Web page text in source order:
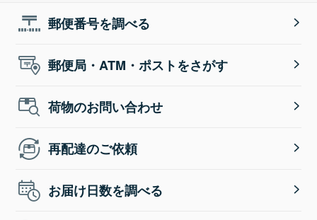
郵便番号を調べる
郵便局・ATM・ポストをさがす
荷物のお問い合わせ
再配達のご依頼
お届け日数を調べる